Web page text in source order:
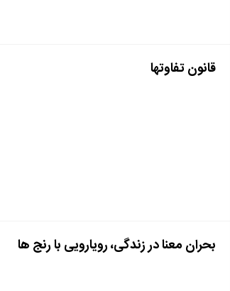
قانون تفاوتها
بحران معنا در زندگی، رویارویی با رنج ها